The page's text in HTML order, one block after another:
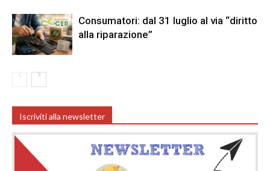
Consumatori: dal 31 luglio al via “diritto
alla riparazione”
Iscriviti alla newsletter